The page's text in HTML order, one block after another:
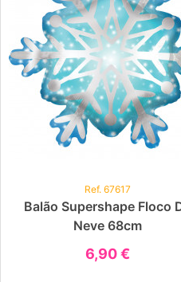
Ref. 67617
Balão Supershape Floco
Neve 68cm
6,90 €